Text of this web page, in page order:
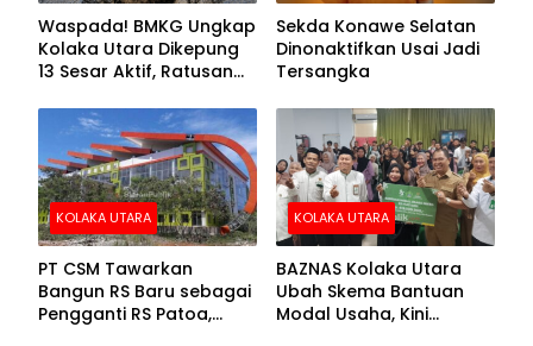
Waspada! BMKG Ungkap
Kolaka Utara Dikepung
13 Sesar Aktif, Ratusan
Sekda Konawe Selatan
Dinonaktifkan Usai Jadi
Tersangka
KOLAKA UTARA
PT CSM Tawarkan
Bangun RS Baru sebagai
Pengganti RS Patoa,
KOLAKA UTARA
BAZNAS Kolaka Utara
Ubah Skema Bantuan
Modal Usaha, Kini